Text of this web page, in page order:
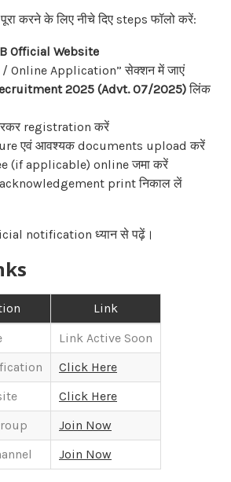
करने के लिए नीचे दिए steps फॉलो करें:
Official Website
Online Application” सेक्शन में जाएं
2025 (Advt. 07/2025)लिंक
registration करें
एवं आवश्यक documents upload करें
(if applicable) online जमा करें
print निकाल लें
notification ध्यान से पढ़ें।
Link
Link Active Soon
Click Here
Click Here
Join Now
Join Now